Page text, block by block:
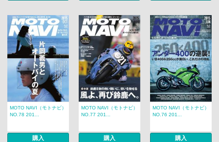
MOTO NAVI（モトナビ）
NO.78 201...
購入
MOTO NAVI（モトナビ）
NO.77 201...
購入
MOTO NAVI（モトナビ）
NO.76 201...
購入